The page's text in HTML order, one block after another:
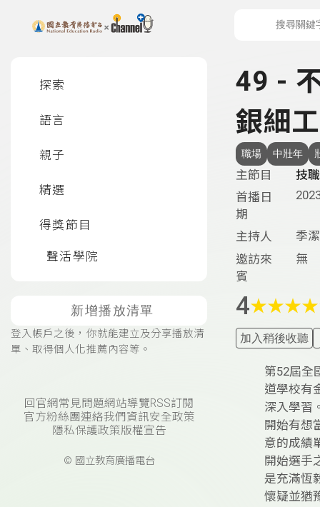
上方功能區塊
探索
語言
親子
精選
得獎節目
聲活學院
新增播放清單
登入帳戶之後，你就能建立及分享播放清
單、取得個人化推薦內容等。
回官網常見問題網站導覽RSS訂閱
官方粉絲團連絡我們 資訊安全政策
隱私保護政策版權宣告
© 國立教育廣播電台
49 -
銀細
職場 中壯年
主節目
技
首播日
期
主持人
季潔
邀訪來
賓
無
4★★★★
加入稍後收聽
第52屆全
道學校有
深入學習
開始有想
意的成績
開始選手
是充滿恆
懷疑並猶